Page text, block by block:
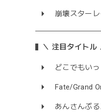
崩壊スター
＼ 注目タイトル
どこでもいっ
Fate/Grand
あんさんぶる